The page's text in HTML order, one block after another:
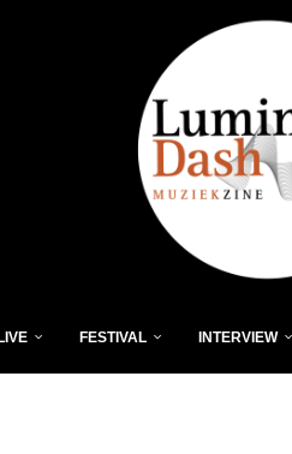
FESTIVAL INTERVIEW